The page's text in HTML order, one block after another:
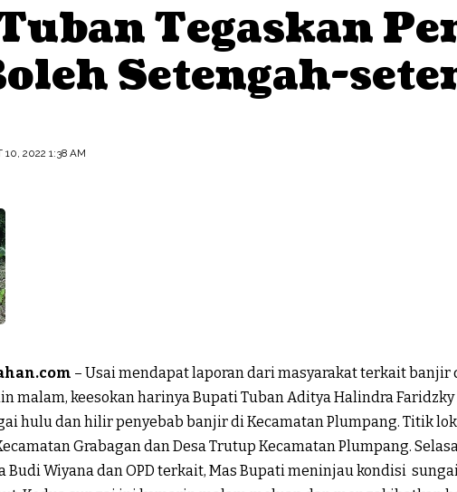
Tegaskan
Setengah-
10, 2022 1:38 AM
– Usai mendapat laporan dari masyarakat terkait banjir
malam, keesokan harinya Bupati Tuban Aditya Halindra
hulu dan hilir penyebab banjir di Kecamatan Plumpang. Titik
Grabagan dan Desa Trutup Kecamatan Plumpang.
Budi Wiyana dan OPD terkait, Mas Bupati meninjau kondisi